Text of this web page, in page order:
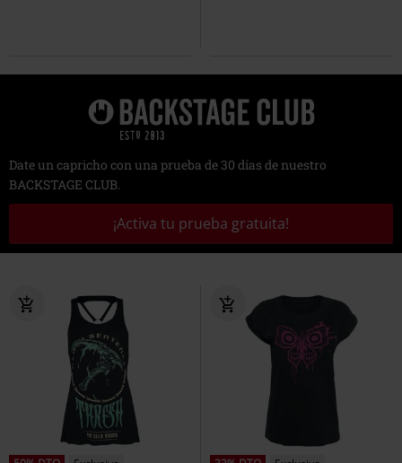
Date un capricho con una prueba de 30 días de nuestro
BACKSTAGE CLUB.
¡Activa tu prueba gratuita!